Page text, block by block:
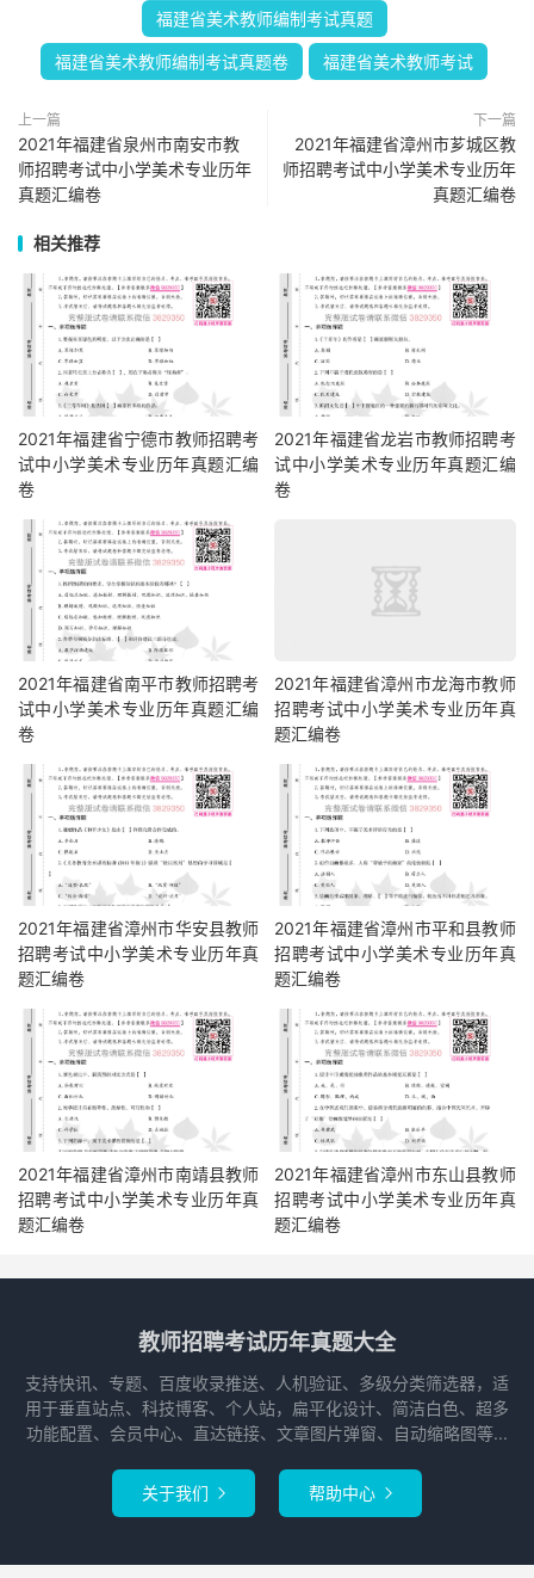
福建省美术教师编制考试真题
福建省美术教师编制考试真题卷 福建省美术教师考试
上一篇
2021年福建省泉州市南安市教
师招聘考试中小学美术专业历年
真题汇编卷
下一篇
2021年福建省漳州市芗城区教
师招聘考试中小学美术专业历年
真题汇编卷
相关推荐
2021年福建省宁德市教师招聘考
试中小学美术专业历年真题汇编
卷
2021年福建省龙岩市教师招聘考
试中小学美术专业历年真题汇编
卷
2021年福建省南平市教师招聘考
试中小学美术专业历年真题汇编
卷
2021年福建省漳州市龙海市教师
招聘考试中小学美术专业历年真
题汇编卷
2021年福建省漳州市华安县教师
招聘考试中小学美术专业历年真
题汇编卷
2021年福建省漳州市平和县教师
招聘考试中小学美术专业历年真
题汇编卷
2021年福建省漳州市南靖县教师
招聘考试中小学美术专业历年真
题汇编卷
2021年福建省漳州市东山县教师
招聘考试中小学美术专业历年真
题汇编卷
教师招聘考试历年真题大全
支持快讯、专题、百度收录推送、人机验证、多级分类筛选器，适
用于垂直站点、科技博客、个人站，扁平化设计、简洁白色、超多
功能配置、会员中心、直达链接、文章图片弹窗、自动缩略图等...
关于我们  帮助中心 